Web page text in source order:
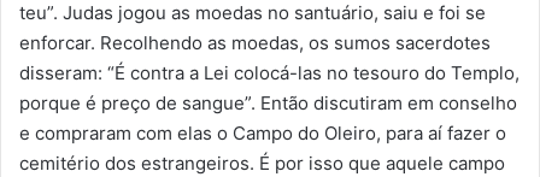
teu”. Judas jogou as moedas no santuário, saiu e foi se
enforcar. Recolhendo as moedas, os sumos sacerdotes
disseram: “É contra a Lei colocá-las no tesouro do Templo,
porque é preço de sangue”. Então discutiram em conselho
e compraram com elas o Campo do Oleiro, para aí fazer o
cemitério dos estrangeiros. É por isso que aquele campo